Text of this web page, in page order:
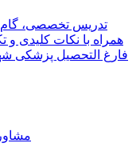
تدریس تخصصی، گام
همراه با نکات کلیدی
فارغ التحصیل پزشکی